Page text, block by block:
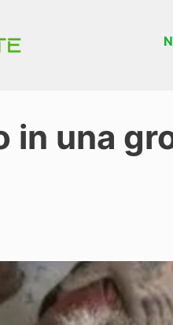
in una